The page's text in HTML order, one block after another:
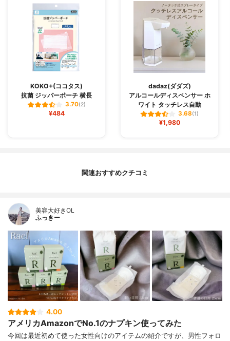
KOKO+(ココタス)
抗菌 ジッパーポーチ 横長
3.70(2)
¥484
dadaz(ダダズ)
アルコールディスペンサー ホ
ワイト タッチレス自動
3.68(1)
¥1,980
関連おすすめクチコミ
美容大好きOL
ふっきー
4.00
アメリカAmazonでNo.1のナプキン使ってみた
今回は最近初めて使った女性向けのアイテムの紹介ですが、男性フォロ